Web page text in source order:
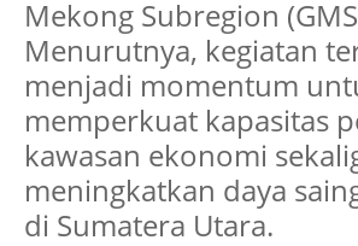
Mekong Subregion
Menurutnya, kegiatan
menjadi momentum
memperkuat kapasitas
kawasan ekonomi
meningkatkan daya
di Sumatera Utara.